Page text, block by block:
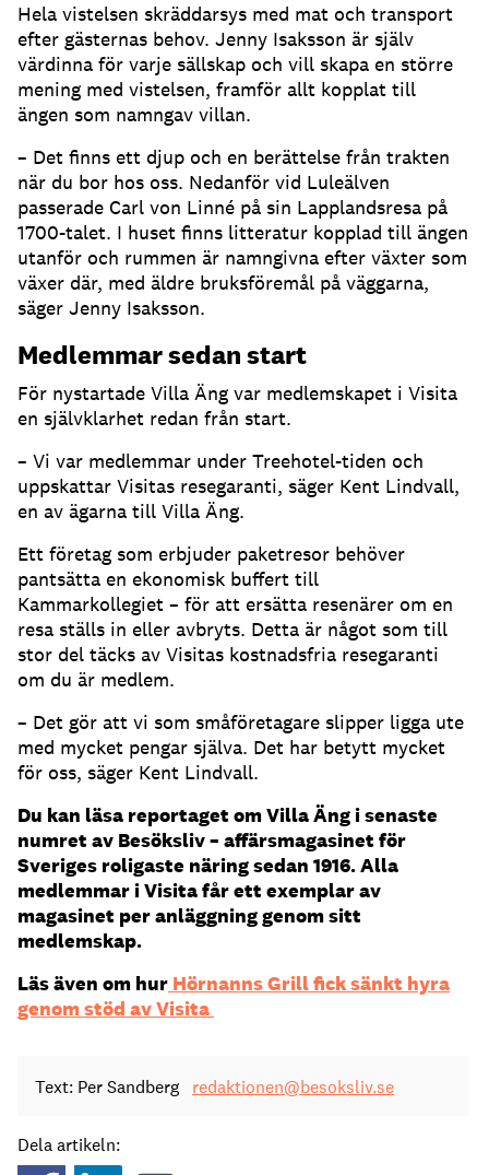
Hela vistelsen skräddarsys med mat och transport
efter gästernas behov. Jenny Isaksson är själv
värdinna för varje sällskap och vill skapa en större
mening med vistelsen, framför allt kopplat till
ängen som namngav villan.
– Det finns ett djup och en berättelse från trakten
när du bor hos oss. Nedanför vid Luleälven
passerade Carl von Linné på sin Lapplandsresa på
1700-talet. I huset finns litteratur kopplad till ängen
utanför och rummen är namngivna efter växter som
växer där, med äldre bruksföremål på väggarna,
säger Jenny Isaksson.
Medlemmar sedan start
För nystartade Villa Äng var medlemskapet i Visita
en självklarhet redan från start.
– Vi var medlemmar under Treehotel-tiden och
uppskattar Visitas resegaranti, säger Kent Lindvall,
en av ägarna till Villa Äng.
Ett företag som erbjuder paketresor behöver
pantsätta en ekonomisk buffert till
Kammarkollegiet – för att ersätta resenärer om en
resa ställs in eller avbryts. Detta är något som till
stor del täcks av Visitas kostnadsfria resegaranti
om du är medlem.
– Det gör att vi som småföretagare slipper ligga ute
med mycket pengar själva. Det har betytt mycket
för oss, säger Kent Lindvall.
Du kan läsa reportaget om Villa Äng i senaste
numret av Besöksliv – affärsmagasinet för
Sveriges roligaste näring sedan 1916. Alla
medlemmar i Visita får ett exemplar av
magasinet per anläggning genom sitt
medlemskap.
Läs även om hur Hörnanns Grill fick sänkt hyra
genom stöd av Visita
Text: Per Sandberg redaktionen@besoksliv.se
Dela artikeln: